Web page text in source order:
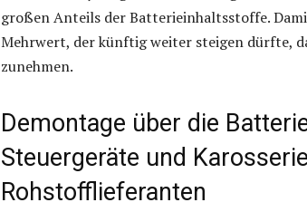
großen Anteils der Batterieinhaltsstoffe.
Mehrwert, der künftig weiter steigen dürfte,
zunehmen.
Demontage über die
Steuergeräte und
Rohstofflieferanten